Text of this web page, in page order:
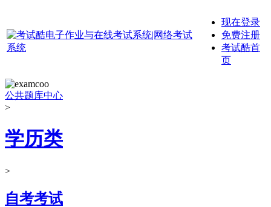
现在登录
免费注册
考试酷首
页
公共题库中心
>
学历类
>
自考考试